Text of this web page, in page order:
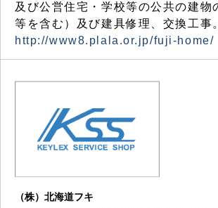
及び公営住宅・学校等の公共の建物
等を含む）及び建具修理、交換工事
http://www8.plala.or.jp/fuji-home/
（株）北海道フキ